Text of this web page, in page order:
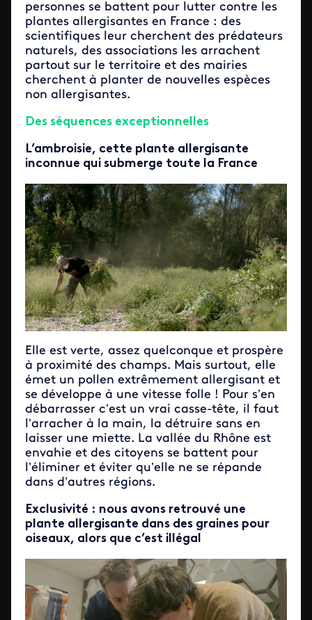
personnes se battent pour lutter contre les
plantes allergisantes en France : des
scientifiques leur cherchent des prédateurs
naturels, des associations les arrachent
partout sur le territoire et des mairies
cherchent à planter de nouvelles espèces
non allergisantes.
Des séquences exceptionnelles
L’ambroisie, cette plante allergisante
inconnue qui submerge toute la France
Elle est verte, assez quelconque et prospère
à proximité des champs. Mais surtout, elle
émet un pollen extrêmement allergisant et
se développe à une vitesse folle ! Pour s’en
débarrasser c’est un vrai casse-tête, il faut
l’arracher à la main, la détruire sans en
laisser une miette. La vallée du Rhône est
envahie et des citoyens se battent pour
l’éliminer et éviter qu’elle ne se répande
dans d’autres régions.
Exclusivité : nous avons retrouvé une
plante allergisante dans des graines pour
oiseaux, alors que c’est illégal